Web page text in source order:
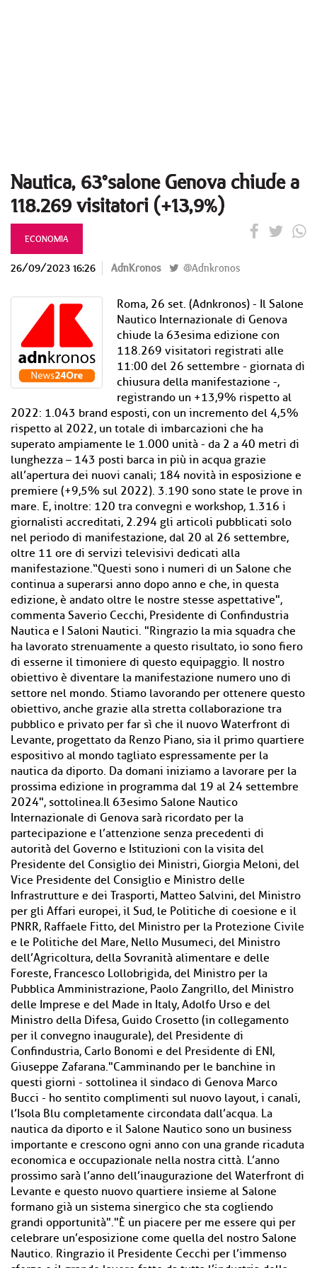
Nautica, 63°salone Genova chiude a
118.269 visitatori (+13,9%)
ECONOMIA
26/09/2023 16:26 AdnKronos @Adnkronos
Roma, 26 set. (Adnkronos) - Il Salone
Nautico Internazionale di Genova
chiude la 63esima edizione con
118.269 visitatori registrati alle
11:00 del 26 settembre - giornata di
chiusura della manifestazione -,
registrando un +13,9% rispetto al
2022: 1.043 brand esposti, con un incremento del 4,5%
rispetto al 2022, un totale di imbarcazioni che ha
superato ampiamente le 1.000 unità - da 2 a 40 metri di
lunghezza – 143 posti barca in più in acqua grazie
all’apertura dei nuovi canali; 184 novità in esposizione e
premiere (+9,5% sul 2022). 3.190 sono state le prove in
mare. E, inoltre: 120 tra convegni e workshop, 1.316 i
giornalisti accreditati, 2.294 gli articoli pubblicati solo
nel periodo di manifestazione, dal 20 al 26 settembre,
oltre 11 ore di servizi televisivi dedicati alla
manifestazione.“Questi sono i numeri di un Salone che
continua a superarsi anno dopo anno e che, in questa
edizione, è andato oltre le nostre stesse aspettative",
commenta Saverio Cecchi, Presidente di Confindustria
Nautica e I Saloni Nautici. "Ringrazio la mia squadra che
ha lavorato strenuamente a questo risultato, io sono fiero
di esserne il timoniere di questo equipaggio. Il nostro
obiettivo è diventare la manifestazione numero uno di
settore nel mondo. Stiamo lavorando per ottenere questo
obiettivo, anche grazie alla stretta collaborazione tra
pubblico e privato per far sì che il nuovo Waterfront di
Levante, progettato da Renzo Piano, sia il primo quartiere
espositivo al mondo tagliato espressamente per la
nautica da diporto. Da domani iniziamo a lavorare per la
prossima edizione in programma dal 19 al 24 settembre
2024", sottolinea.Il 63esimo Salone Nautico
Internazionale di Genova sarà ricordato per la
partecipazione e l’attenzione senza precedenti di
autorità del Governo e Istituzioni con la visita del
Presidente del Consiglio dei Ministri, Giorgia Meloni, del
Vice Presidente del Consiglio e Ministro delle
Infrastrutture e dei Trasporti, Matteo Salvini, del Ministro
per gli Affari europei, il Sud, le Politiche di coesione e il
PNRR, Raffaele Fitto, del Ministro per la Protezione Civile
e le Politiche del Mare, Nello Musumeci, del Ministro
dell’Agricoltura, della Sovranità alimentare e delle
Foreste, Francesco Lollobrigida, del Ministro per la
Pubblica Amministrazione, Paolo Zangrillo, del Ministro
delle Imprese e del Made in Italy, Adolfo Urso e del
Ministro della Difesa, Guido Crosetto (in collegamento
per il convegno inaugurale), del Presidente di
Confindustria, Carlo Bonomi e del Presidente di ENI,
Giuseppe Zafarana."Camminando per le banchine in
questi giorni - sottolinea il sindaco di Genova Marco
Bucci - ho sentito complimenti sul nuovo layout, i canali,
l’Isola Blu completamente circondata dall’acqua. La
nautica da diporto e il Salone Nautico sono un business
importante e crescono ogni anno con una grande ricaduta
economica e occupazionale nella nostra città. L’anno
prossimo sarà l’anno dell’inaugurazione del Waterfront di
Levante e questo nuovo quartiere insieme al Salone
formano già un sistema sinergico che sta cogliendo
grandi opportunità"."È un piacere per me essere qui per
celebrare un’esposizione come quella del nostro Salone
Nautico. Ringrazio il Presidente Cecchi per l’immenso